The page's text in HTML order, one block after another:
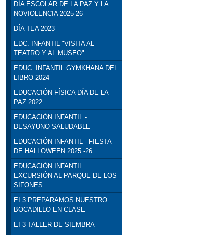
DÍA ESCOLAR DE LA PAZ Y LA
NOVIOLENCIA 2025-26
DÍA TEA 2023
EDC. INFANTIL "VISITA AL
TEATRO Y AL MUSEO"
EDUC. INFANTIL GYMKHANA DEL
LIBRO 2024
EDUCACIÓN FÍSICA DÍA DE LA
PAZ 2022
EDUCACIÓN INFANTIL -
DESAYUNO SALUDABLE
EDUCACIÓN INFANTIL - FIESTA
DE HALLOWEEN 2025 -26
EDUCACIÓN INFANTIL
EXCURSIÓN AL PARQUE DE LOS
SIFONES
EI 3 PREPARAMOS NUESTRO
BOCADILLO EN CLASE
EI 3 TALLER DE SIEMBRA